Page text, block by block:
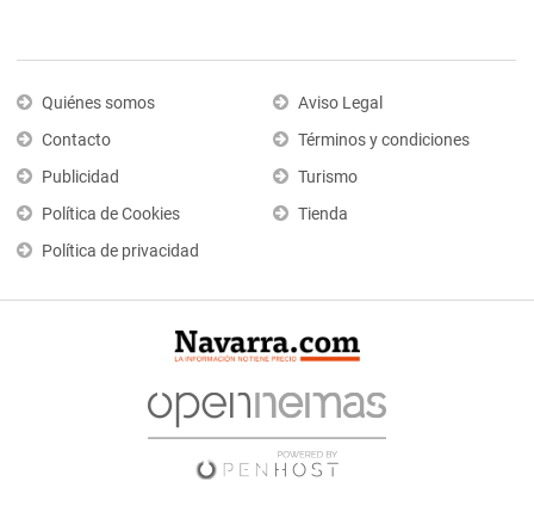
Quiénes somos
Contacto
Publicidad
Política de Cookies
Política de privacidad
Aviso Legal
Términos y condiciones
Turismo
Tienda